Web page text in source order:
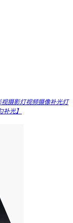
视摄影灯视频摄像补光灯
补光】